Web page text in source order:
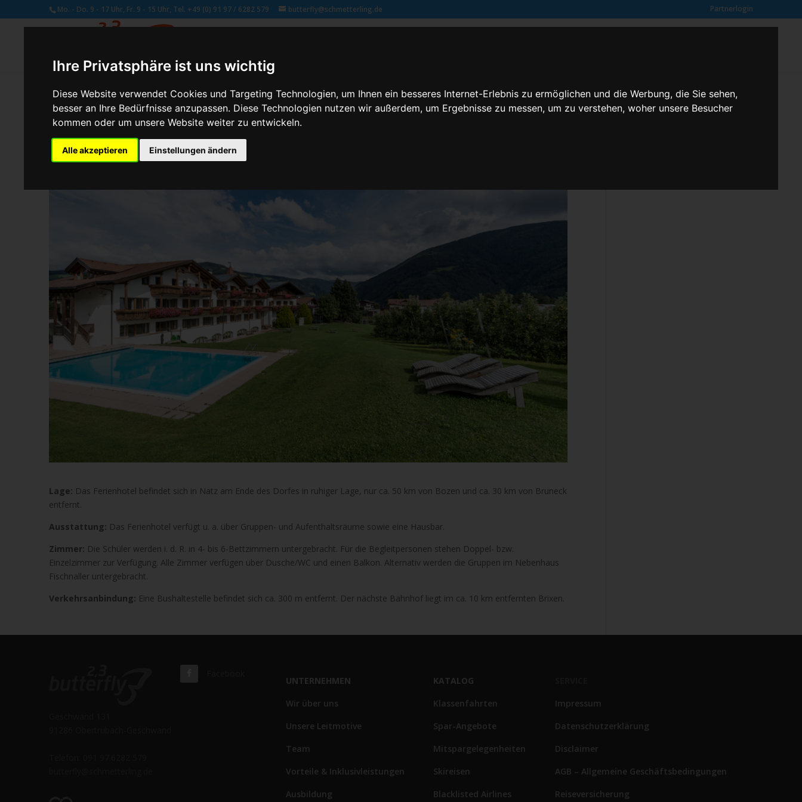
Ihre Privatsphäre ist uns wichtig
Diese Website verwendet Cookies und Targeting Technologien, um Ihnen ein besseres Internet-Erlebnis zu ermöglichen und die Werbung, die Sie sehen,
besser an Ihre Bedürfnisse anzupassen. Diese Technologien nutzen wir außerdem, um Ergebnisse zu messen, um zu verstehen, woher unsere Besucher
kommen oder um unsere Website weiter zu entwickeln.
Alle akzeptieren Einstellungen ändern
Mo. - Do. 9 - 17 Uhr, Fr. 9 - 15 Uhr, Tel. +49 (0) 91 97 / 6282 579 butterfly@schmetterling.de Partnerlogin
vonSchmetterling Administrator|Aug. 3, 2017
Lage: Das Ferienhotel befindet sich in Natz am Ende des Dorfes in ruhiger Lage, nur ca. 50 km von Bozen und ca. 30 km von Bruneck
entfernt.
Ausstattung: Das Ferienhotel verfügt u. a. über Gruppen- und Aufenthaltsräume sowie eine Hausbar.
Zimmer: Die Schüler werden i. d. R. in 4- bis 6-Bettzimmern untergebracht. Für die Begleitpersonen stehen Doppel- bzw.
Einzelzimmer zur Verfügung. Alle Zimmer verfügen über Dusche/WC und einen Balkon. Alternativ werden die Gruppen im Nebenhaus
Fischnaller untergebracht.
Verkehrsanbindung: Eine Bushaltestelle befindet sich ca. 300 m entfernt. Der nächste Bahnhof liegt im ca. 10 km entfernten Brixen.
Klassenfahrten – 2,3 butterfly
UNTERNEHMEN
Wir über uns
Unsere Leitmotive
Team
Vorteile & Inklusivleistungen
Ausbildung
KATALOG
Klassenfahrten
Spar-Angebote
Mitspargelegenheiten
Skireisen
Blacklisted Airlines
Impressum
Datenschutzerklärung
Disclaimer
AGB – Allgemeine Geschäftsbedingungen
Reiseversicherung